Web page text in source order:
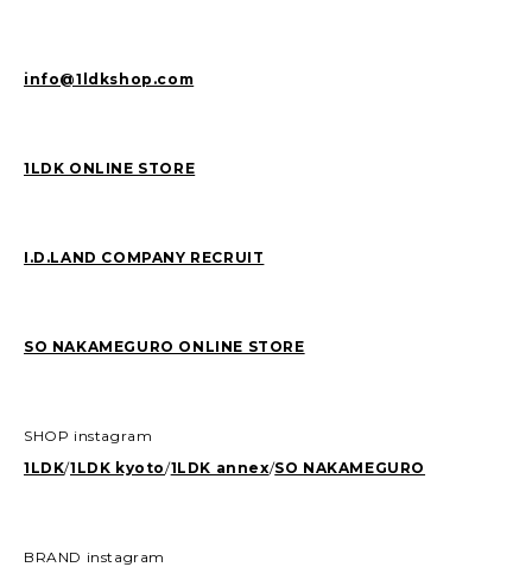
info@1ldkshop.com
1LDK ONLINE STORE
I.D.LAND COMPANY RECRUIT
SO NAKAMEGURO ONLINE STORE
SHOP instagram
1LDK/1LDK kyoto/1LDK annex/SO NAKAMEGURO
BRAND instagram